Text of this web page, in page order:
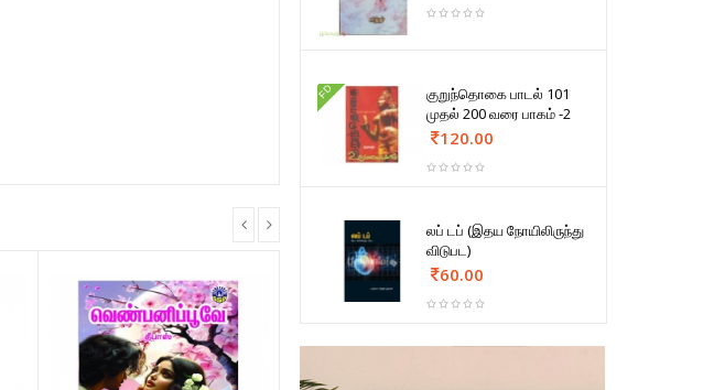
FD
குறுந்தொகை பாடல் 101
முதல் 200 வரை பாகம் -2
120.00
லப் டப் (இதய நோயிலிருந்து
விடுபட)
60.00